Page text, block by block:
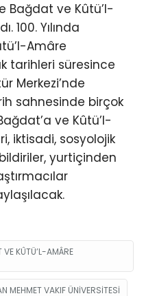
Bağdat ve Kûtü’l-
100. Yılında
Amâre
tarihleri süresince
Merkezi’nde
sahnesinde birçok
ve Kûtü’l-
iktisadi, sosyolojik
yurtiçinden
KÛTÜ’L-AMÂRE
MEHMET VAKIF ÜNIVERSITESI